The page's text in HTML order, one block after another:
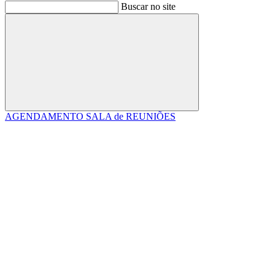
Buscar no site
Buscar
AGENDAMENTO SALA de REUNIÕES